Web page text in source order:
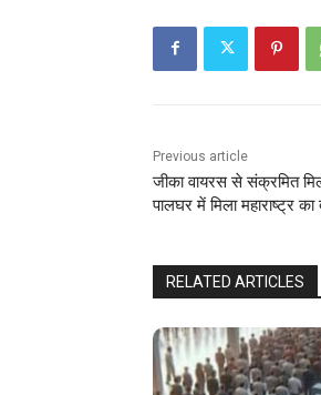
Previous article
जीका वायरस से संक्रमित
पालघर में मिला महाराष्ट्र का
RELATED ARTICLES